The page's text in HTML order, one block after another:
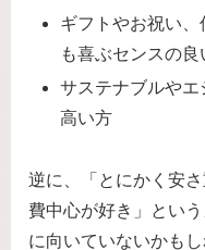
ギフトやお祝い、
も喜ぶセンスの
サステナブルや
高い方
逆に、「とにかく安
費中心が好き」とい
に向いていないかも